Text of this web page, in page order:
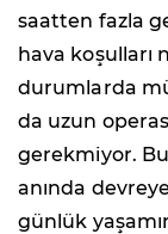
saatten fazla
hava koşulları
durumlarda
da uzun
gerekmiyor. Bu
anında
günlük